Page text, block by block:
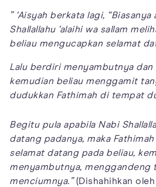
” ‘Aisyah berkata lagi,
Shallallahu ‘alaihi wa sallam
beliau mengucapkan selamat
Lalu berdiri menyambutnya dan
kemudian beliau menggamit
dudukkan Fathimah di tempat
Begitu pula apabila Nabi
datang padanya, maka
selamat datang pada beliau,
menyambutnya, menggandeng
menciumnya.”(Dishahihkan